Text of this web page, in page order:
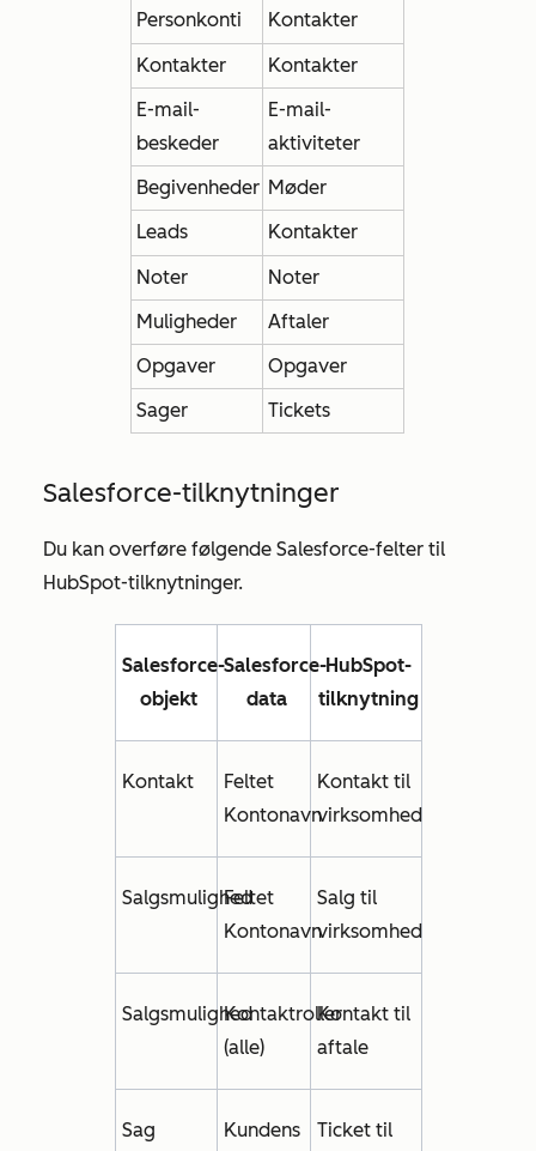
Personkonti
Kontakter
Kontakter
Kontakter
E-mail-
beskeder
E-mail-
aktiviteter
Begivenheder Møder
Leads
Kontakter
Noter
Noter
Muligheder
Aftaler
Opgaver
Opgaver
Sager
Tickets
Salesforce-tilknytninger
Du kan overføre følgende Salesforce-felter til
HubSpot-tilknytninger.
Salesforce-
objekt
Salesforce-
data
HubSpot-
tilknytning
Kontakt
Feltet
Kontonavn
Kontakt til
virksomhed
Salgsmulighed
Feltet
Kontonavn
Salg til
virksomhed
SalgsmulighedKontaktroller
(alle)
Kontakt til
aftale
Sag
Kundens
Ticket til